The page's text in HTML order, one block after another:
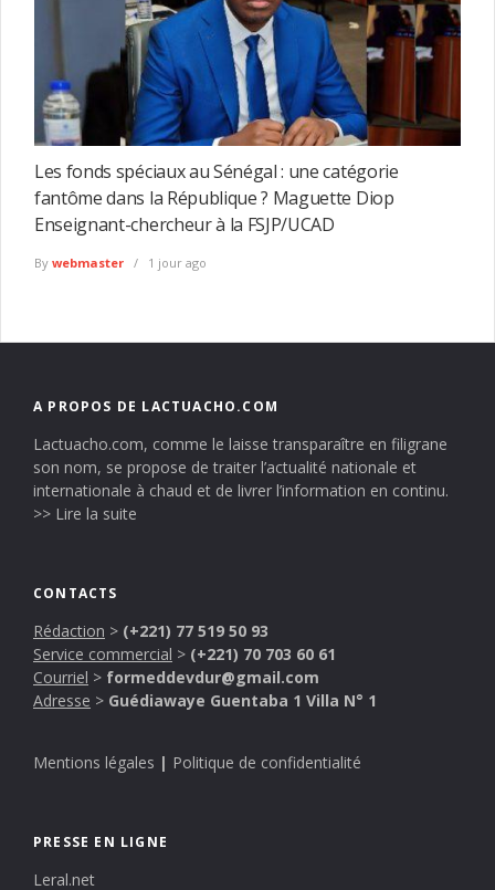
Les fonds spéciaux au Sénégal : une catégorie
fantôme dans la République ? Maguette Diop
Enseignant-chercheur à la FSJP/UCAD
By webmaster 1 jour ago
A PROPOS DE LACTUACHO.COM
Lactuacho.com, comme le laisse transparaître en filigrane
son nom, se propose de traiter l’actualité nationale et
internationale à chaud et de livrer l’information en continu.
>> Lire la suite
CONTACTS
Rédaction > (+221) 77 519 50 93
Service commercial > (+221) 70 703 60 61
Courriel > formeddevdur@gmail.com
Adresse > Guédiawaye Guentaba 1 Villa N° 1
Mentions légales | Politique de confidentialité
PRESSE EN LIGNE
Leral.net